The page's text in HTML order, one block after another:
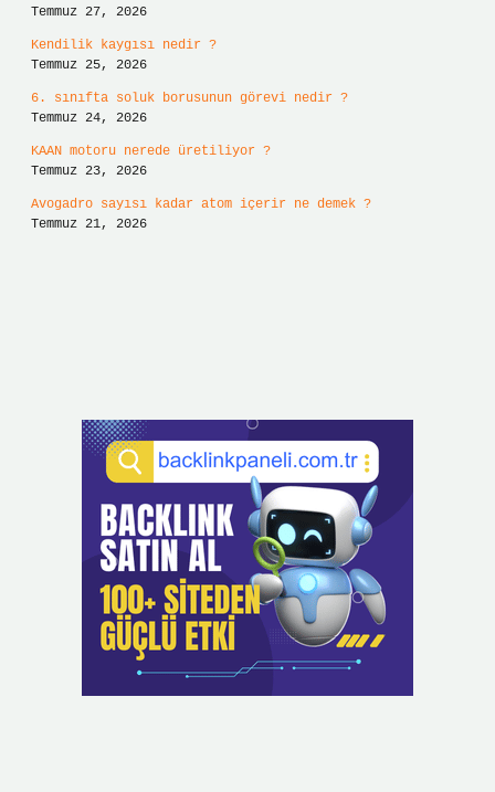
Temmuz 27, 2026
Kendilik kaygısı nedir ?
Temmuz 25, 2026
6. sınıfta soluk borusunun görevi nedir ?
Temmuz 24, 2026
KAAN motoru nerede üretiliyor ?
Temmuz 23, 2026
Avogadro sayısı kadar atom içerir ne demek ?
Temmuz 21, 2026